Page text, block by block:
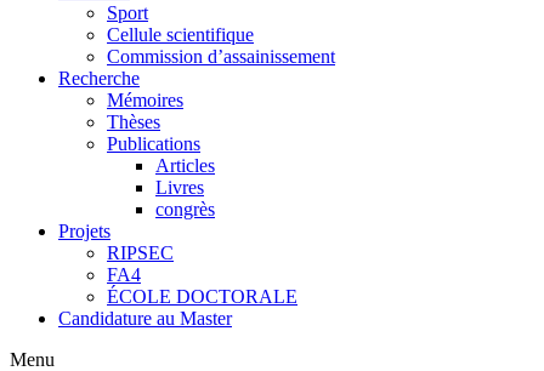
Sport
Cellule scientifique
Commission d’assainissement
Recherche
Mémoires
Thèses
Publications
Articles
Livres
congrès
Projets
RIPSEC
FA4
ÉCOLE DOCTORALE
Candidature au Master
Menu